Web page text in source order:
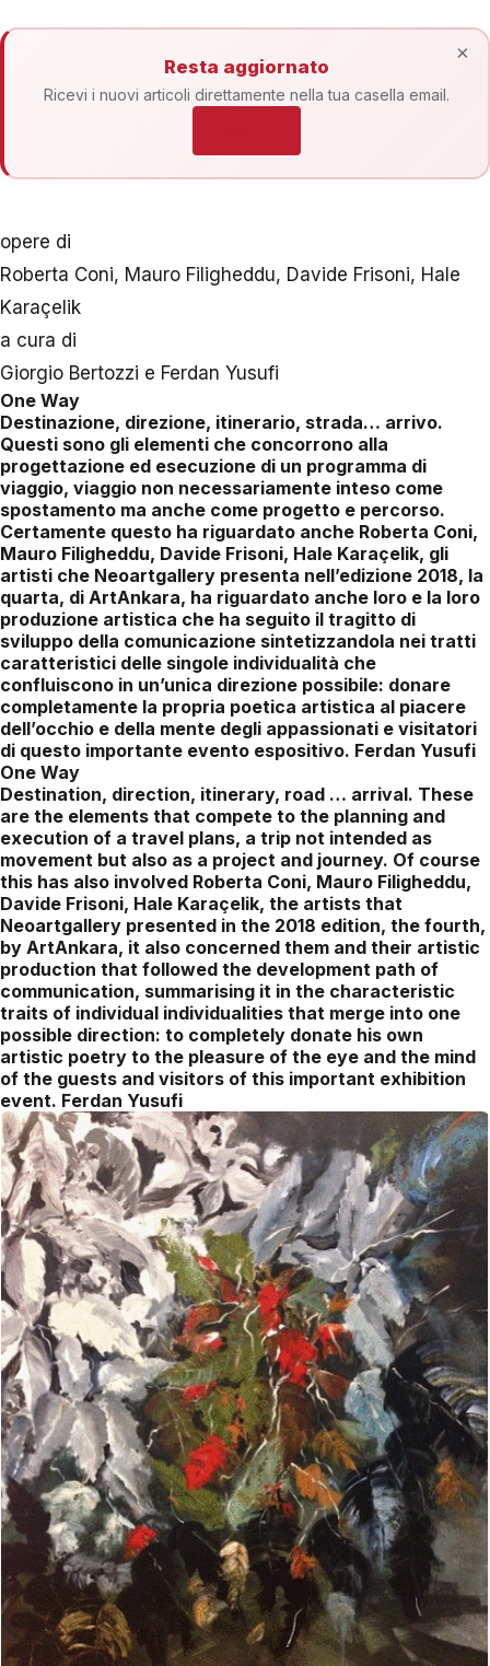
Resta aggiornato
Ricevi i nuovi articoli direttamente nella tua casella email.
×
opere di
Roberta Coni, Mauro Filigheddu, Davide Frisoni, Hale
Karaçelik
a cura di
Giorgio Bertozzi e Ferdan Yusufi
One Way
Destinazione, direzione, itinerario, strada… arrivo.
Questi sono gli elementi che concorrono alla
progettazione ed esecuzione di un programma di
viaggio, viaggio non necessariamente inteso come
spostamento ma anche come progetto e percorso.
Certamente questo ha riguardato anche Roberta Coni,
Mauro Filigheddu, Davide Frisoni, Hale Karaçelik, gli
artisti che Neoartgallery presenta nell’edizione 2018, la
quarta, di ArtAnkara, ha riguardato anche loro e la loro
produzione artistica che ha seguito il tragitto di
sviluppo della comunicazione sintetizzandola nei tratti
caratteristici delle singole individualità che
confluiscono in un’unica direzione possibile: donare
completamente la propria poetica artistica al piacere
dell’occhio e della mente degli appassionati e visitatori
di questo importante evento espositivo. Ferdan Yusufi
One Way
Destination, direction, itinerary, road … arrival. These
are the elements that compete to the planning and
execution of a travel plans, a trip not intended as
movement but also as a project and journey. Of course
this has also involved Roberta Coni, Mauro Filigheddu,
Davide Frisoni, Hale Karaçelik, the artists that
Neoartgallery presented in the 2018 edition, the fourth,
by ArtAnkara, it also concerned them and their artistic
production that followed the development path of
communication, summarising it in the characteristic
traits of individual individualities that merge into one
possible direction: to completely donate his own
artistic poetry to the pleasure of the eye and the mind
of the guests and visitors of this important exhibition
event. Ferdan Yusufi